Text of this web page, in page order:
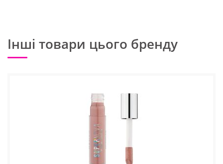
Інші товари цього бренду